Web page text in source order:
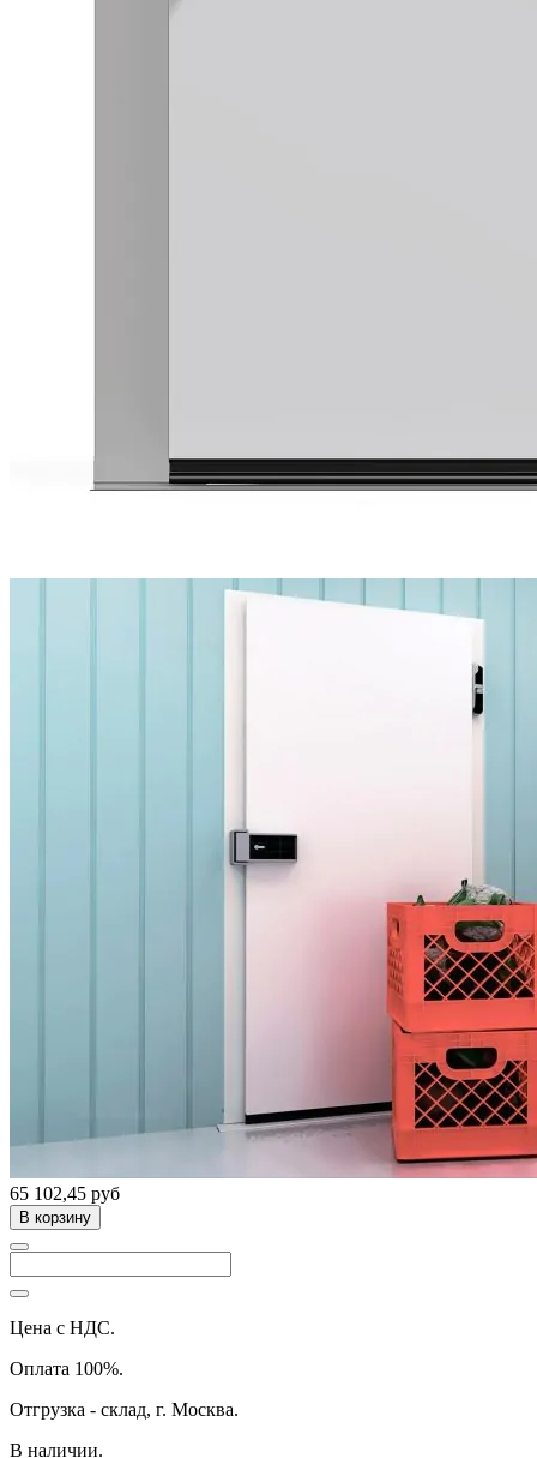
65 102,45 руб
В корзину
Цена с НДС.
Оплата 100%.
Отгрузка - склад, г. Москва.
В наличии.